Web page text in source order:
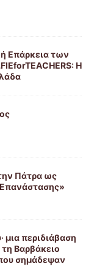
Επάρκεια των
Η
Πάτρα ως
μια περιδιάβαση
Βαρβάκειο
σημάδεψαν